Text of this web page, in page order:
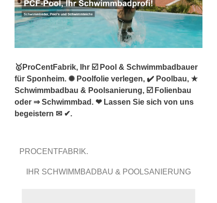
🥇ProCentFabrik, Ihr ☑️ Pool & Schwimmbadbauer
für Sponheim. ✺ Poolfolie verlegen, ✔️ Poolbau, ★
Schwimmbadbau & Poolsanierung, ☑️ Folienbau
oder ⇒ Schwimmbad. ❤ Lassen Sie sich von uns
begeistern ✉ ✔.
PROCENTFABRIK.
IHR SCHWIMMBADBAU & POOLSANIERUNG